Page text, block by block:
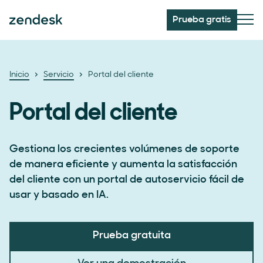
Prueba gratis
Inicio Servicio Portal del cliente
Portal del cliente
Gestiona los crecientes volúmenes de soporte
de manera eficiente y aumenta la satisfacción
del cliente con un portal de autoservicio fácil de
usar y basado en IA.
Prueba gratuita